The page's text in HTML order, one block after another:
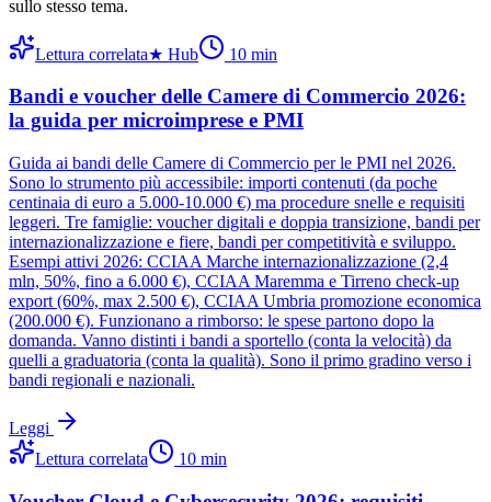
sullo stesso tema.
Lettura correlata★ Hub 10 min
Bandi e voucher delle Camere di Commercio 2026:
la guida per microimprese e PMI
Guida ai bandi delle Camere di Commercio per le PMI nel 2026.
Sono lo strumento più accessibile: importi contenuti (da poche
centinaia di euro a 5.000-10.000 €) ma procedure snelle e requisiti
leggeri. Tre famiglie: voucher digitali e doppia transizione, bandi per
internazionalizzazione e fiere, bandi per competitività e sviluppo.
Esempi attivi 2026: CCIAA Marche internazionalizzazione (2,4
mln, 50%, fino a 6.000 €), CCIAA Maremma e Tirreno check-up
export (60%, max 2.500 €), CCIAA Umbria promozione economica
(200.000 €). Funzionano a rimborso: le spese partono dopo la
domanda. Vanno distinti i bandi a sportello (conta la velocità) da
quelli a graduatoria (conta la qualità). Sono il primo gradino verso i
bandi regionali e nazionali.
Leggi
Lettura correlata
10 min